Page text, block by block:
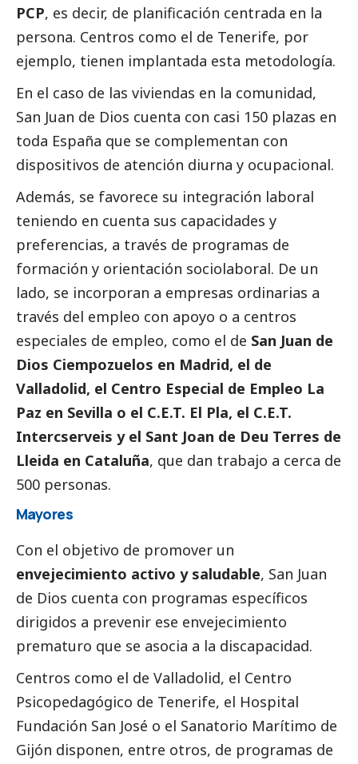
PCP, es decir, de planificación centrada en la
persona. Centros como el de Tenerife, por
ejemplo, tienen implantada esta metodología.
En el caso de las viviendas en la comunidad,
San Juan de Dios cuenta con casi 150 plazas en
toda España que se complementan con
dispositivos de atención diurna y ocupacional.
Además, se favorece su integración laboral
teniendo en cuenta sus capacidades y
preferencias, a través de programas de
formación y orientación sociolaboral. De un
lado, se incorporan a empresas ordinarias a
través del empleo con apoyo o a centros
especiales de empleo, como el de San Juan de
Dios Ciempozuelos en Madrid, el de
Valladolid, el Centro Especial de Empleo La
Paz en Sevilla o el C.E.T. El Pla, el C.E.T.
Intercserveis y el Sant Joan de Deu Terres de
Lleida en Cataluña, que dan trabajo a cerca de
500 personas.
Mayores
Con el objetivo de promover un
envejecimiento activo y saludable, San Juan
de Dios cuenta con programas específicos
dirigidos a prevenir ese envejecimiento
prematuro que se asocia a la discapacidad.
Centros como el de Valladolid, el Centro
Psicopedagógico de Tenerife, el Hospital
Fundación San José o el Sanatorio Marítimo de
Gijón disponen, entre otros, de programas de